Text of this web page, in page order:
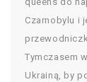
Czarnobylu i
Tymczasem
Ukrainą, by